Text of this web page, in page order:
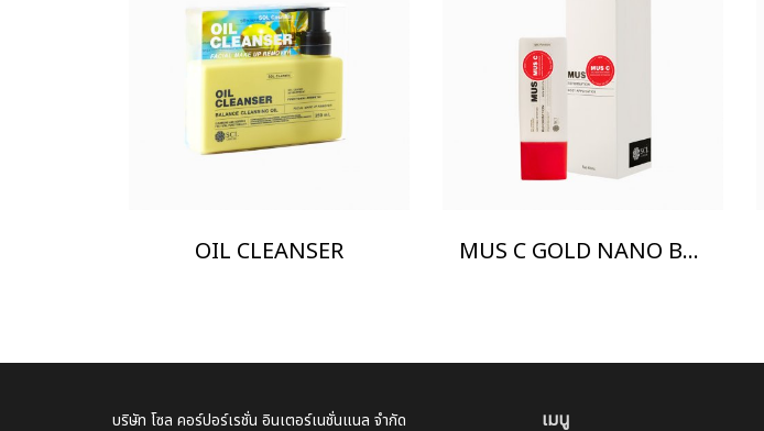
OIL CLEANSER MUS C GOLD NANO BODY CREAM
บริษัท โซล คอร์ปอร์เรชั่น อินเตอร์เนชั่นแนล จำกัด เมนู